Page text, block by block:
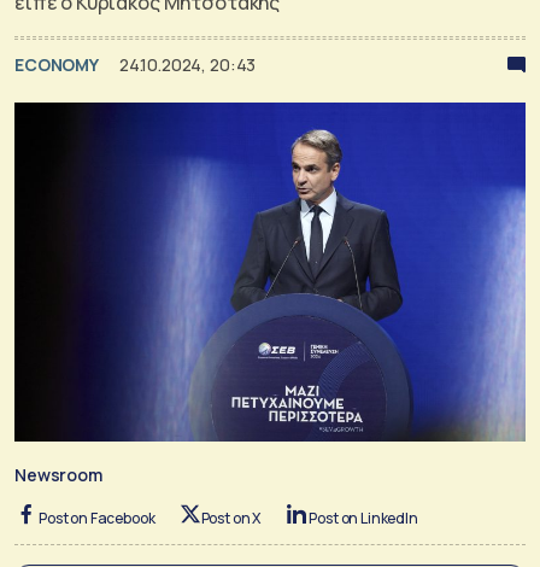
ECONOMY 24.10.2024, 20:43
Newsroom
Post on Facebook Post on X Post on LinkedIn